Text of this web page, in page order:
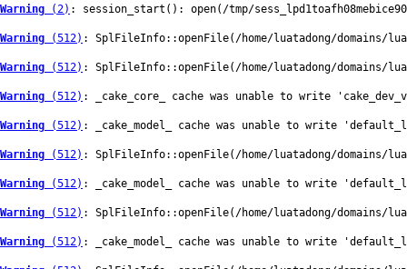
Warning (2) : session_start(): open(/tmp/
Warning (512) : SplFileInfo::openFile(/home/luatadong/domains/
Warning (512) : SplFileInfo::openFile(/home/luatadong/domains/
Warning (512) : _cake_core_ cache was unable to write
Warning (512) : _cake_model_ cache was unable to write
Warning (512) : SplFileInfo::openFile(/home/luatadong/domains/
Warning (512) : _cake_model_ cache was unable to write
Warning (512) : SplFileInfo::openFile(/home/luatadong/domains/
Warning (512) : _cake_model_ cache was unable to write